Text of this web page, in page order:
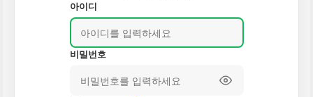
아이디
비밀번호